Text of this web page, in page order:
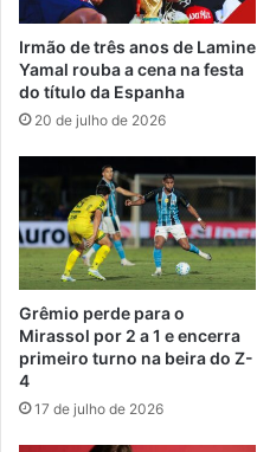
Irmão de três anos de Lamine
Yamal rouba a cena na festa
do título da Espanha
20 de julho de 2026
Grêmio perde para o
Mirassol por 2 a 1 e encerra
primeiro turno na beira do Z-
4
17 de julho de 2026